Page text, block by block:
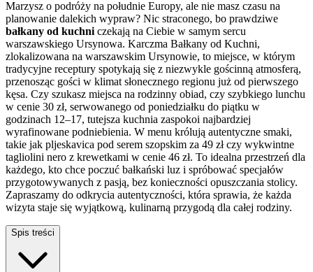
Marzysz o podróży na południe Europy, ale nie masz czasu na
planowanie dalekich wypraw? Nic straconego, bo prawdziwe
bałkany od kuchni czekają na Ciebie w samym sercu
warszawskiego Ursynowa. Karczma Bałkany od Kuchni,
zlokalizowana na warszawskim Ursynowie, to miejsce, w którym
tradycyjne receptury spotykają się z niezwykle gościnną atmosferą,
przenosząc gości w klimat słonecznego regionu już od pierwszego
kęsa. Czy szukasz miejsca na rodzinny obiad, czy szybkiego lunchu
w cenie 30 zł, serwowanego od poniedziałku do piątku w
godzinach 12–17, tutejsza kuchnia zaspokoi najbardziej
wyrafinowane podniebienia. W menu królują autentyczne smaki,
takie jak pljeskavica pod serem szopskim za 49 zł czy wykwintne
tagliolini nero z krewetkami w cenie 46 zł. To idealna przestrzeń dla
każdego, kto chce poczuć bałkański luz i spróbować specjałów
przygotowywanych z pasją, bez konieczności opuszczania stolicy.
Zapraszamy do odkrycia autentyczności, która sprawia, że każda
wizyta staje się wyjątkową, kulinarną przygodą dla całej rodziny.
Spis treści